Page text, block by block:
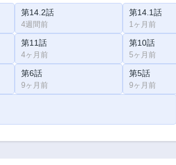
第14.2話
4週間前
第14.1話
1ヶ月前
第11話
4ヶ月前
第10話
5ヶ月前
第6話
9ヶ月前
第5話
9ヶ月前